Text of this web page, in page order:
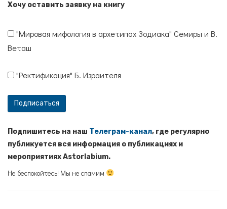
Хочу оставить заявку на книгу
"Мировая мифология в архетипах Зодиака" Семиры и В.
Веташ
"Ректификация" Б. Израителя
Подпишитесь на наш Телеграм-канал, где регулярно
публикуется вся информация о публикациях и
мероприятиях Astorlabium.
Не беспокойтесь! Мы не спамим